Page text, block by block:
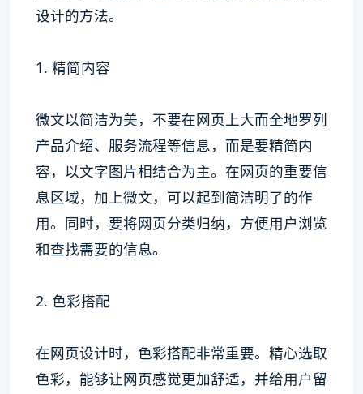
设计的方法。
1. 精简内容
微文以简洁为美，不要在网页上大而全地罗列
产品介绍、服务流程等信息，而是要精简内
容，以文字图片相结合为主。在网页的重要信
息区域，加上微文，可以起到简洁明了的作
用。同时，要将网页分类归纳，方便用户浏览
和查找需要的信息。
2. 色彩搭配
在网页设计时，色彩搭配非常重要。精心选取
色彩，能够让网页感觉更加舒适，并给用户留